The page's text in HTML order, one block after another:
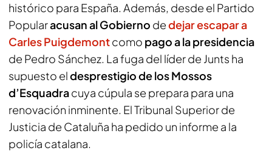
histórico para España. Además, desde el Partido
Popularacusan al Gobierno dedejar escapar a
Carles Puigdemontcomo pago a la presidencia
de Pedro Sánchez. La fuga del líder de Junts ha
supuesto eldesprestigio de los Mossos
d’Esquadracuya cúpula se prepara para una
renovación inminente. El Tribunal Superior de
Justicia de Cataluña ha pedido un informe a la
policía catalana.